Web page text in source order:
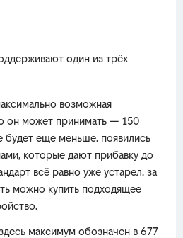
один из трёх
возможная
он может принимать — 150
будет еще меньше. появились
которые дают прибавку до
всё равно уже устарел. за
можно купить подходящее
максимум обозначен в 677